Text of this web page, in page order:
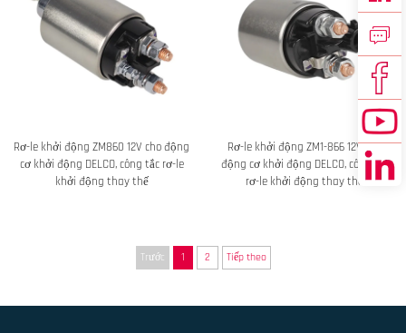
Rơ-le khởi động ZM860 12V cho động
cơ khởi động DELCO, công tắc rơ-le
khởi động thay thế
Rơ-le khởi động ZM1-866 12V cho
động cơ khởi động DELCO, công tắc
rơ-le khởi động thay thế
Trước 1 2 Tiếp theo